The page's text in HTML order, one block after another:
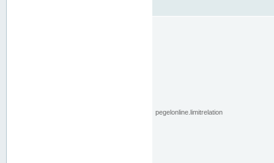
pegelonline.limitrelation